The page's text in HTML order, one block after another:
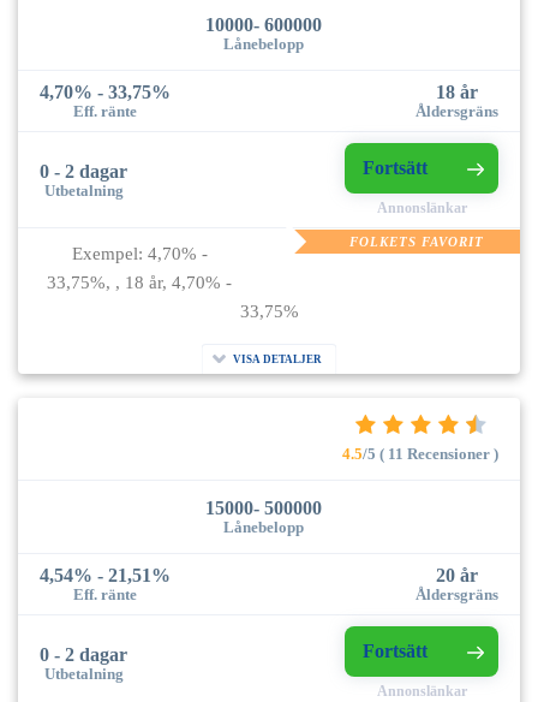
10000- 600000
Lånebelopp
4,70% - 33,75%
Eff. ränte
18 år
Åldersgräns
0 - 2 dagar
Utbetalning
Fortsätt
Annonslänkar
FOLKETS FAVORIT
Exempel: 4,70% -
33,75%, , 18 år, 4,70% -
33,75%
VISA DETALJER
4.5/5 ( 11 Recensioner )
15000- 500000
Lånebelopp
4,54% - 21,51%
Eff. ränte
20 år
Åldersgräns
0 - 2 dagar
Utbetalning
Fortsätt
Annonslänkar